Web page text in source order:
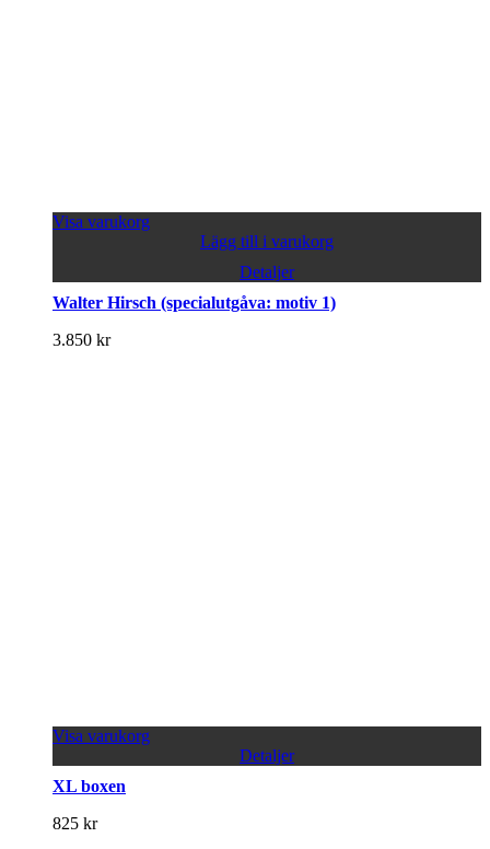
Visa varukorg
Lägg till i varukorg
Detaljer
Walter Hirsch (specialutgåva: motiv 1)
3.850 kr
Visa varukorg
Detaljer
XL boxen
825 kr